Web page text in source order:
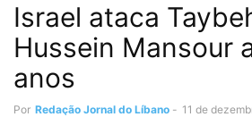
Israel ataca
Hussein Mansour
anos
Por Redação Jornal do Líbano - 11 de